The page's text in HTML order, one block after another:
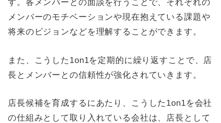
す。各メンバーとの面談を行うことで、それぞれの
メンバーのモチベーションや現在抱えている課題や
将来のビジョンなどを理解することができます。
また、こうした1on1を定期的に繰り返すことで、店
長とメンバーとの信頼性が強化されていきます。
店長候補を育成するにあたり、こうした1on1を会社
の仕組みとして取り入れている会社は、店長として